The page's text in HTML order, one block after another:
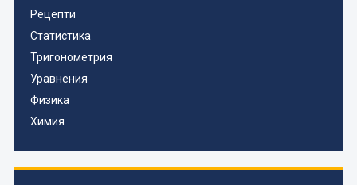
Рецепти
Статистика
Тригонометрия
Уравнения
Физика
Химия